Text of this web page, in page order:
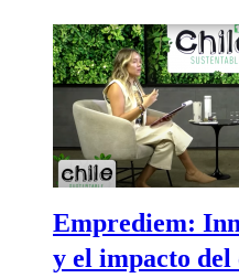
Emprediem:
y el impacto